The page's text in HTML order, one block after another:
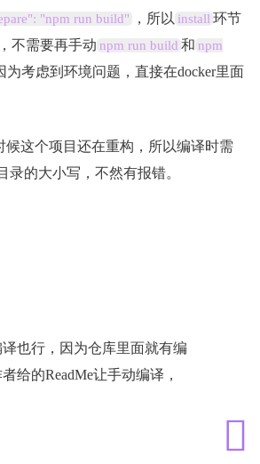
"npm run build" ，所以 install 环节
不需要再手动 npm run build 和 npm
为考虑到环境问题，直接在docker里面
候这个项目还在重构，所以编译时需
录的大小写，不然有报错。
也行，因为仓库里面就有编
给的ReadMe让手动编译，